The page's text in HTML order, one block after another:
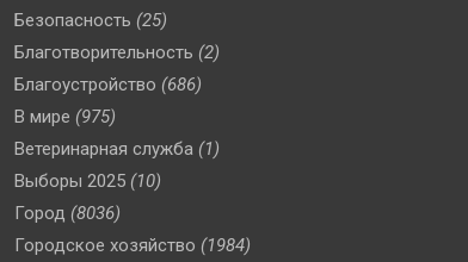
Безопасность (25)
Благотворительность (2)
Благоустройство (686)
В мире (975)
Ветеринарная служба (1)
Выборы 2025 (10)
Город (8036)
Городское хозяйство (1984)